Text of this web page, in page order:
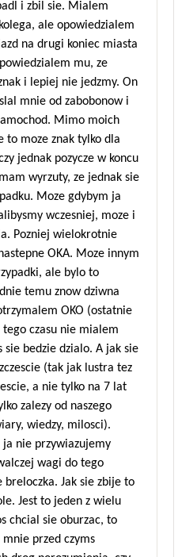
i zbil sie. Mialem
ale opowiedzialem
na drugi koniec miasta
mu, ze
i lepiej nie jedzmy. On
mnie od zabobonow i
Mimo moich
to moze znak tylko dla
jednak pozycze w koncu
wyrzuty, ze jednak sie
Moze gdybym ja
wczesniej, moze i
Pozniej wielokrotnie
OKA. Moze innym
ale bylo to
temu znow dziwna
OKO (ostatnie
czasu nie mialem
sie bedzie dzialo. A jak sie
(tak jak lustra tez
a nie tylko na 7 lat
zalezy od naszego
wiedzy, milosci).
nie przywiazujemy
wagi do tego
breloczka. Jak sie zbije to
Jest to jeden z wielu
chcial sie oburzac, to
przed czyms